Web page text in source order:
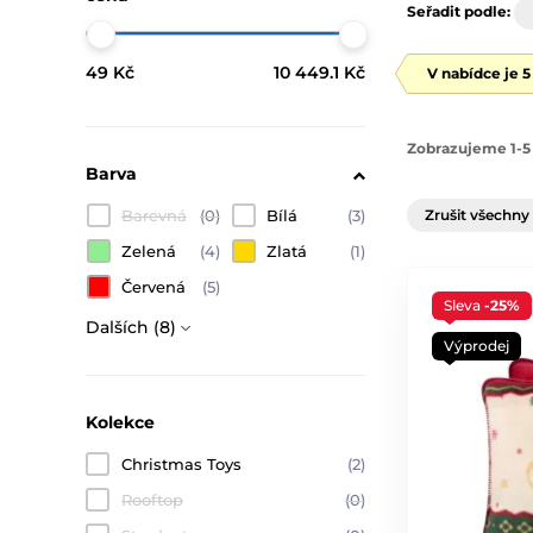
49 Kč 10 449.1 Kč
Barva
Barevná (0) Bílá
(3)
Zelená
(4) Zlatá
(1)
Červená
(5)
Dalších (8)
Kolekce
Christmas Toys
(2)
Rooftop
(0)
Seřadit podle:
V nabídce je
Zobrazujeme 1-
Zrušit
Sleva -25%
Výprodej